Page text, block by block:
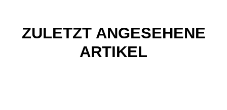
ZULETZT ANGESEHENE
ARTIKEL